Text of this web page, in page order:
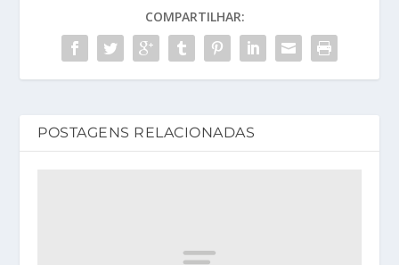
COMPARTILHAR:
POSTAGENS RELACIONADAS